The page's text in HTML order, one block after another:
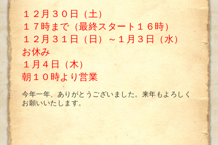
１２月３０日（土）
１７時まで（最終スタート１６時）
１２月３１日（日）～１月３日（水）
お休み
１月４日（木）
朝１０時より営業
今年一年、ありがとうございました。来年もよろしく
お願いいたします。